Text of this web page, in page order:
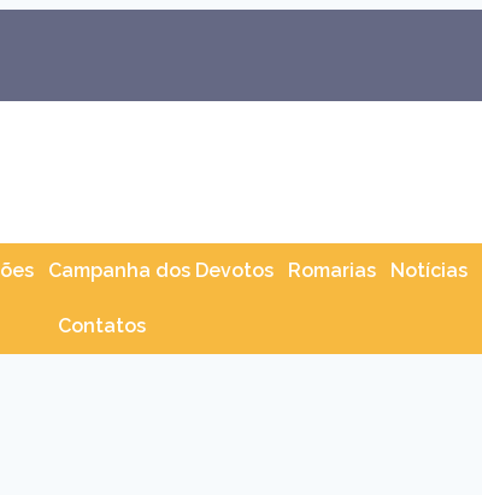
Campanha dos Devotos Romarias Notícias
Contatos